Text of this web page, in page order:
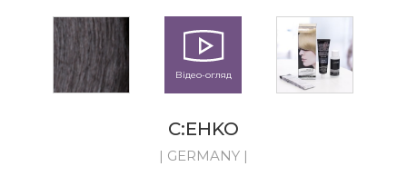
Відео-огляд
C:EHKO
| GERMANY |